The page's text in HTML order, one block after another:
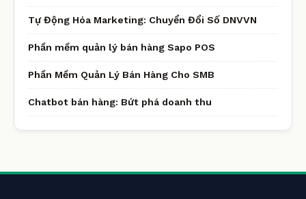
Tự Động Hóa Marketing: Chuyển Đổi Số DNVVN
Phần mềm quản lý bán hàng Sapo POS
Phần Mềm Quản Lý Bán Hàng Cho SMB
Chatbot bán hàng: Bứt phá doanh thu